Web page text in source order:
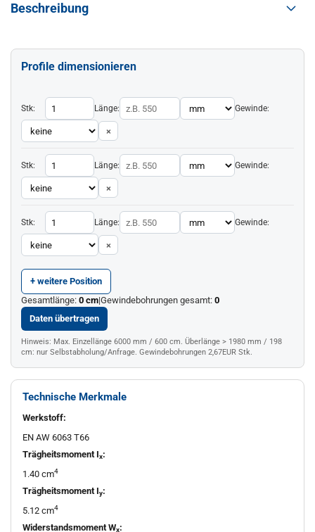
Beschreibung
Profile dimensionieren
Stk: Länge: Gewinde:
×
Stk: Länge: Gewinde:
×
Stk: Länge: Gewinde:
×
+ weitere Position
Gesamtlänge: 0 cm|Gewindebohrungen gesamt: 0
Daten übertragen
Hinweis: Max. Einzellänge 6000 mm / 600 cm. Überlänge > 1980 mm / 198
cm: nur Selbstabholung/Anfrage. Gewindebohrungen 2,67EUR Stk.
Technische Merkmale
Werkstoff:
EN AW 6063 T66
Trägheitsmoment Ix:
1.40 cm4
Trägheitsmoment Iy:
5.12 cm4
Widerstandsmoment Wx: